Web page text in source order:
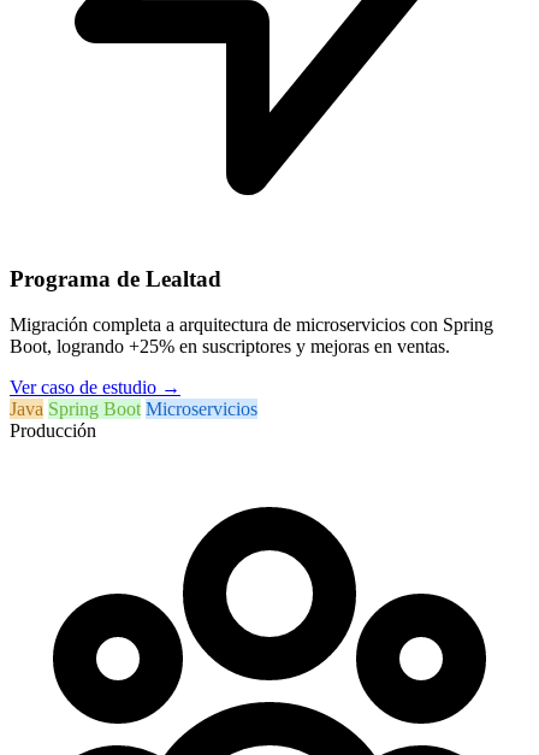
Programa de Lealtad
Migración completa a arquitectura de microservicios con Spring
Boot, logrando +25% en suscriptores y mejoras en ventas.
Ver caso de estudio →
Java Spring Boot Microservicios
Producción